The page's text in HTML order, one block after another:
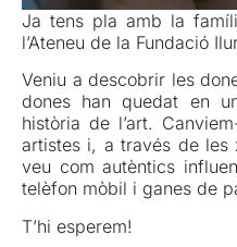
Ja tens pla amb la
l’Ateneu de la Fundació
Veniu a descobrir les
dones han quedat en
història de l’art.
artistes i, a través de les
veu com autèntics
telèfon mòbil i ganes de
T’hi esperem!